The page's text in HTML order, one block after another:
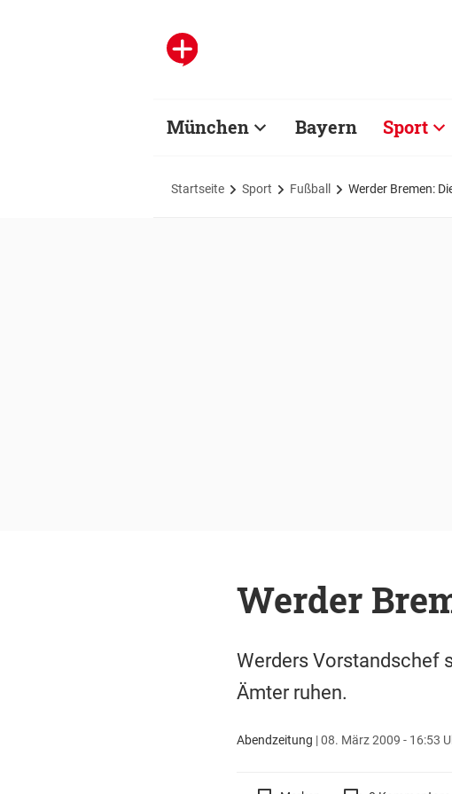
München Bayern Sport
Startseite Sport Fußball Werder Bremen:
Werder
Werders Vorstandschef
Ämter ruhen.
Abendzeitung |08. März 2009 - 16:53